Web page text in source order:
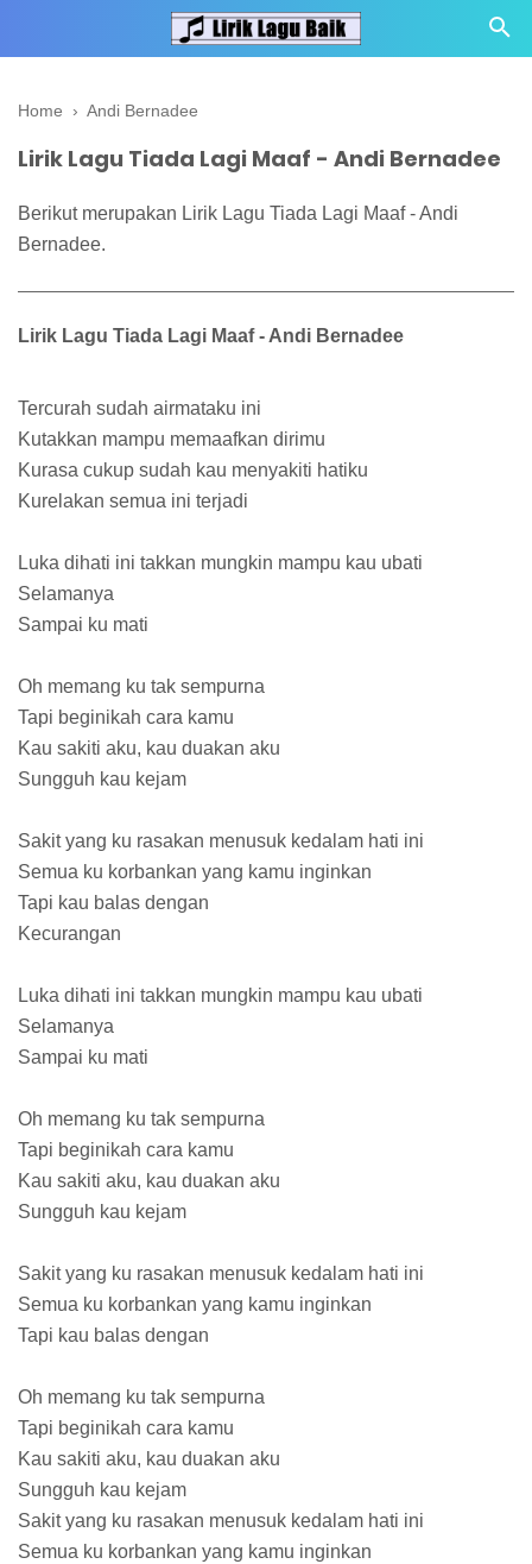
Home › Andi Bernadee
Lirik Lagu Tiada Lagi Maaf - Andi Bernadee
Berikut merupakan Lirik Lagu Tiada Lagi Maaf - Andi
Bernadee.
Lirik Lagu Tiada Lagi Maaf - Andi Bernadee
Tercurah sudah airmataku ini
Kutakkan mampu memaafkan dirimu
Kurasa cukup sudah kau menyakiti hatiku
Kurelakan semua ini terjadi
Luka dihati ini takkan mungkin mampu kau ubati
Selamanya
Sampai ku mati
Oh memang ku tak sempurna
Tapi beginikah cara kamu
Kau sakiti aku, kau duakan aku
Sungguh kau kejam
Sakit yang ku rasakan menusuk kedalam hati ini
Semua ku korbankan yang kamu inginkan
Tapi kau balas dengan
Kecurangan
Luka dihati ini takkan mungkin mampu kau ubati
Selamanya
Sampai ku mati
Oh memang ku tak sempurna
Tapi beginikah cara kamu
Kau sakiti aku, kau duakan aku
Sungguh kau kejam
Sakit yang ku rasakan menusuk kedalam hati ini
Semua ku korbankan yang kamu inginkan
Tapi kau balas dengan
Oh memang ku tak sempurna
Tapi beginikah cara kamu
Kau sakiti aku, kau duakan aku
Sungguh kau kejam
Sakit yang ku rasakan menusuk kedalam hati ini
Semua ku korbankan yang kamu inginkan